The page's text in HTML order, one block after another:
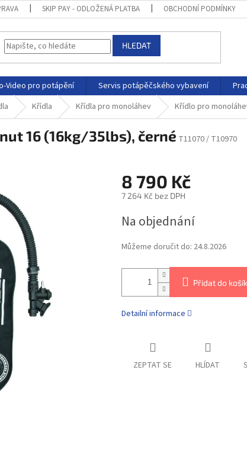
SKIP PAY - ODLOŽENÁ PLATBA OBCHODNÍ PODMÍNKY
HLEDAT
Video pro potápění Servis potápěčského vybavení
Křídla Křídla pro monoláhev Křídlo pro
16 (16kg/35lbs), černé T11070 / T10970
8 790 Kč
7 264 Kč bez DPH
Na objednání
Můžeme doručit do: 24.8.2026
Přidat do
Detailní informace
ZEPTAT SE HLÍDAT